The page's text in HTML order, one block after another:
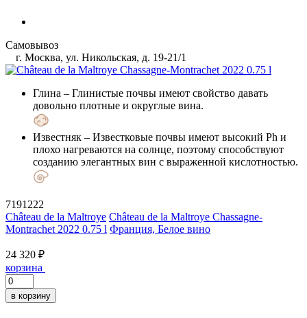
Самовывоз
г. Москва, ул. Никольская, д. 19-21/1
Глина – Глинистые почвы имеют свойство давать
довольно плотные и округлые вина.
Известняк – Известковые почвы имеют высокий Ph и
плохо нагреваются на солнце, поэтому способствуют
созданию элегантных вин с выраженной кислотностью.
7191222
Château de la Maltroye Château de la Maltroye Chassagne-
Montrachet 2022 0.75 l Франция, Белое вино
24 320 ₽
корзина
в корзину